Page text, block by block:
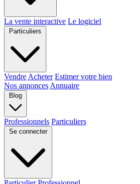
La vente interactive Le logiciel
Particuliers
Vendre Acheter Estimer votre bien
Nos annonces Annuaire
Blog
Professionnels Particuliers
Se connecter